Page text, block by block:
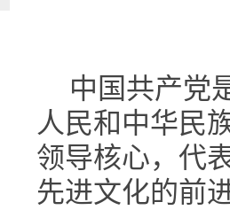
中国共产党
人民和中华民
领导核心，代
先进文化的前